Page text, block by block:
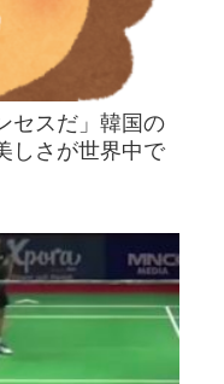
セスだ」韓国の
しさが世界中で